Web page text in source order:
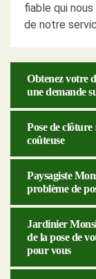
fiable qui
de notre
Obtenez votre
une demande
Pose de
coûteuse
Paysagiste
problème de
Jardinier
de la pose de
pour vous